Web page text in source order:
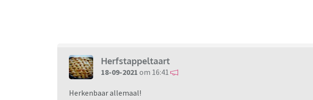
Herfstappeltaart
18-09-2021 om 16:41
Herkenbaar allemaal!